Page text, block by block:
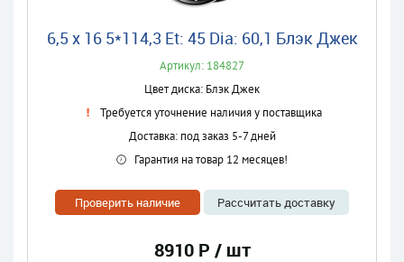
6,5 x 16 5*114,3 Et: 45 Dia: 60,1 Блэк Джек
Артикул: 184827
Цвет диска: Блэк Джек
Требуется уточнение наличия у поставщика
Доставка: под заказ 5-7 дней
Гарантия на товар 12 месяцев!
Проверить наличие Рассчитать доставку
8910 Р / шт